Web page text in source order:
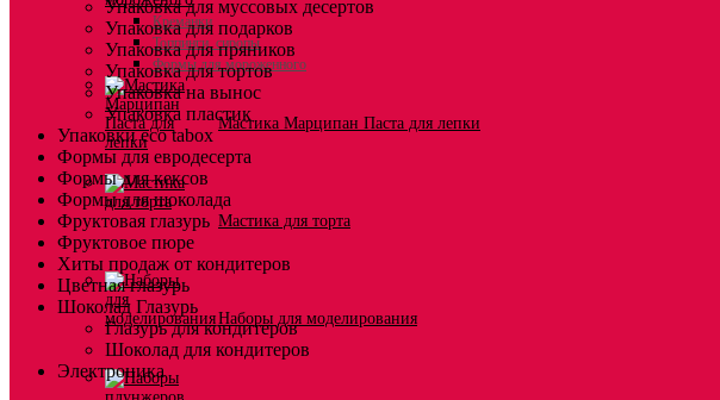
Креманки
Топпинги, сиропы
Формы для мороженного
Мастика Марципан Паста для лепки
Мастика для торта
Наборы для моделирования
Упаковка для муссовых десертов
Упаковка для подарков
Упаковка для пряников
Упаковка для тортов
Упаковка на вынос
Упаковка пластик
Упаковки eco tabox
Формы для евродесерта
Формы для кексов
Формы для шоколада
Фруктовая глазурь
Фруктовое пюре
Хиты продаж от кондитеров
Цветная глазурь
Шоколад Глазурь
Глазурь для кондитеров
Шоколад для кондитеров
Электроника